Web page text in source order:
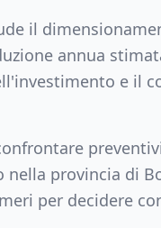
il
annua
e il
nella provincia di
per decidere